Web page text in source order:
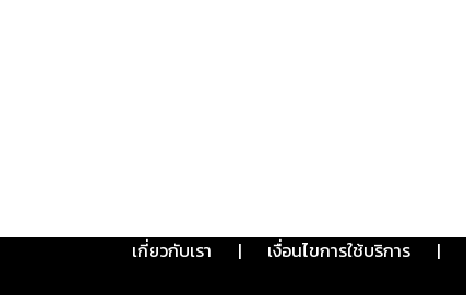
เกี่ยวกับเรา | เงื่อนไขการใช้บริการ |